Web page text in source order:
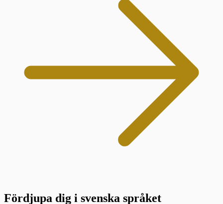
Fördjupa dig i svenska språket